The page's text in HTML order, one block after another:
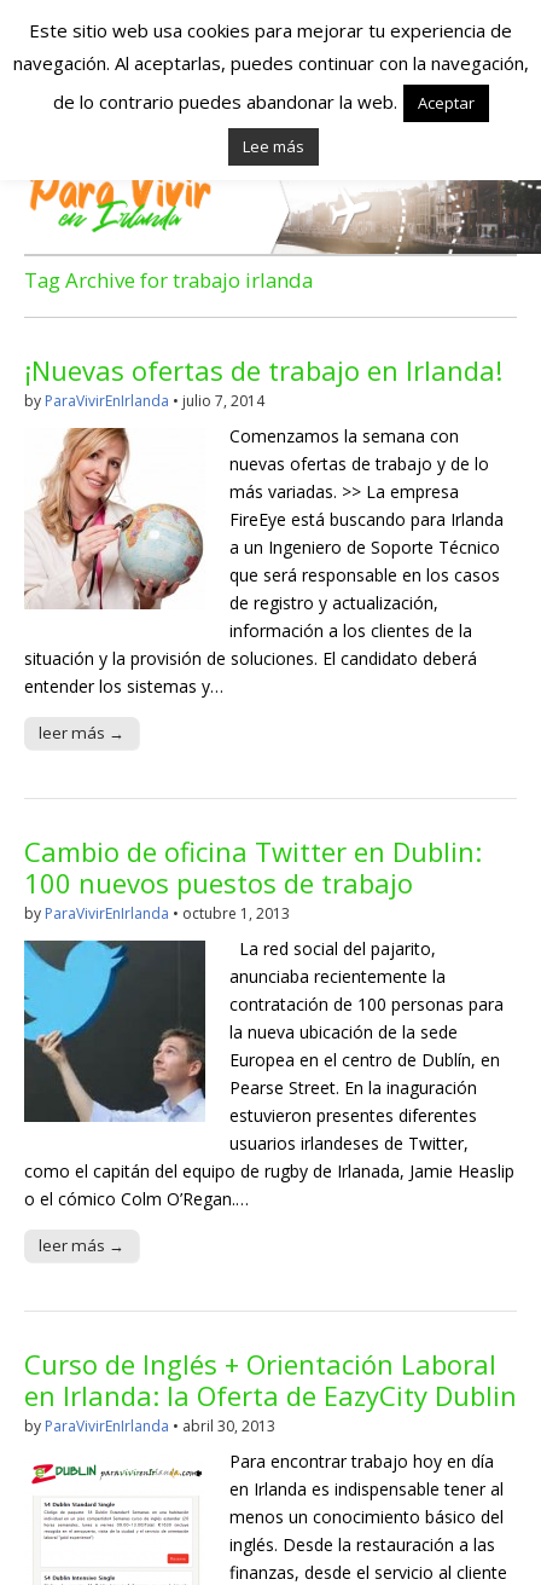
Españoles en
Irlanda – Vivir en
Irlanda – Trabajo
en Irlanda –
Alojamiento en
Irlanda
Blog dedicado a los que viven, estudian y trabajan en
Irlanda!
Tag Archive for trabajo irlanda
¡Nuevas ofertas de trabajo en Irlanda!
by ParaVivirEnIrlanda • julio 7, 2014
Comenzamos la semana con
nuevas ofertas de trabajo y de lo
más variadas. >> La empresa
FireEye está buscando para Irlanda
a un Ingeniero de Soporte Técnico
que será responsable en los casos
de registro y actualización,
información a los clientes de la
situación y la provisión de soluciones. El candidato deberá
entender los sistemas y…
leer más →
Cambio de oficina Twitter en Dublin:
100 nuevos puestos de trabajo
by ParaVivirEnIrlanda • octubre 1, 2013
La red social del pajarito,
anunciaba recientemente la
contratación de 100 personas para
la nueva ubicación de la sede
Europea en el centro de Dublín, en
Pearse Street. En la inaguración
estuvieron presentes diferentes
usuarios irlandeses de Twitter,
como el capitán del equipo de rugby de Irlanada, Jamie Heaslip
o el cómico Colm O’Regan.…
leer más →
Curso de Inglés + Orientación Laboral
en Irlanda: la Oferta de EazyCity Dublin
by ParaVivirEnIrlanda • abril 30, 2013
Para encontrar trabajo hoy en día
en Irlanda es indispensable tener al
menos un conocimiento básico del
inglés. Desde la restauración a las
finanzas, desde el servicio al cliente
Este sitio web usa cookies para mejorar tu experiencia de
navegación. Al aceptarlas, puedes continuar con la navegación,
de lo contrario puedes abandonar la web.
Aceptar
Lee más